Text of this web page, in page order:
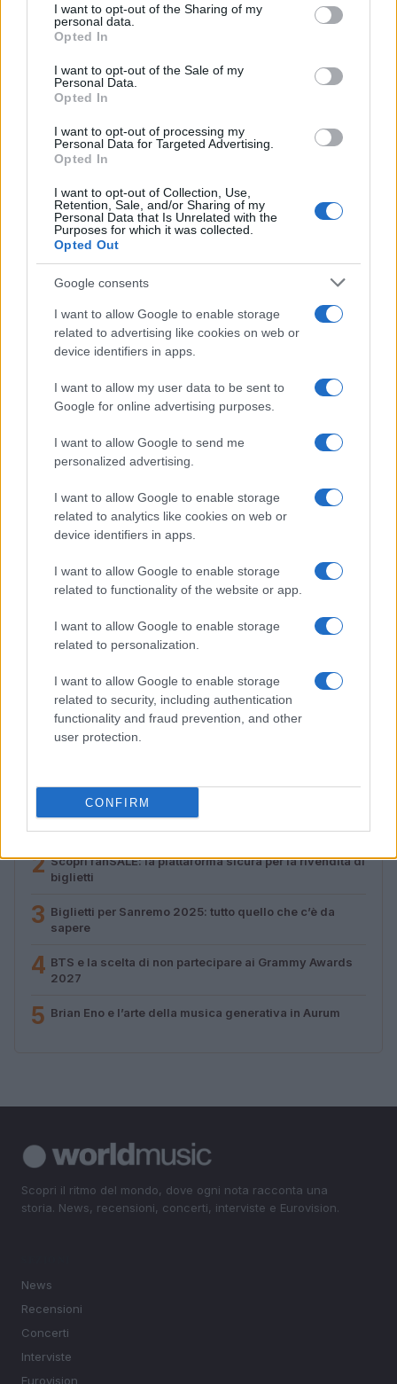
not limited to your visit or usage behaviour. You may click to
grant or deny consent to Google and its third-party tags to
use your data for below specified purposes in below Google
consent section.
I want to opt-out of the Sharing of my
personal data.
Opted In
I want to opt-out of the Sale of my
Personal Data.
Opted In
I want to opt-out of processing my
Personal Data for Targeted Advertising.
Opted In
I want to opt-out of Collection, Use,
Retention, Sale, and/or Sharing of my
Personal Data that Is Unrelated with the
Purposes for which it was collected.
Opted Out
Google consents
I want to allow Google to enable storage
related to advertising like cookies on web or
device identifiers in apps.
I want to allow my user data to be sent to
Google for online advertising purposes.
I want to allow Google to send me
personalized advertising.
I want to allow Google to enable storage
related to analytics like cookies on web or
device identifiers in apps.
I want to allow Google to enable storage
related to functionality of the website or app.
I want to allow Google to enable storage
related to personalization.
I want to allow Google to enable storage
related to security, including authentication
functionality and fraud prevention, and other
user protection.
CONFIRM
Noemi in ospedale: il racconto della riabilitazione e il
ritorno sul palco
NEWS
Valle d’Aosta: polemiche tra sindacato e istituzioni per
le supplenze scolastiche
NEWS
dinamica e ritualità
Letizia Fontana · 5 Ago 2026
1
Concerti in Italia: il 2026 supera il miliardo di euro di
2 Scopri fanSALE: la piattaforma sicura per la rivendita di
biglietti
3 Biglietti per Sanremo 2025: tutto quello che c’è da
sapere
4 BTS e la scelta di non partecipare ai Grammy Awards
2027
5 Brian Eno e l’arte della musica generativa in Aurum
Scopri il ritmo del mondo, dove ogni nota racconta una
storia. News, recensioni, concerti, interviste e Eurovision.
News
Recensioni
Concerti
Interviste
Eurovision